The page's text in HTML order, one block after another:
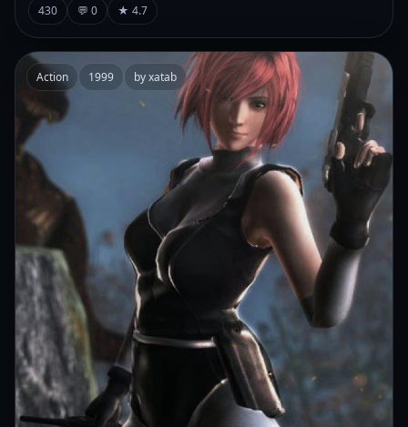
430 💬 0 ★ 4.7
Action 1999 by xatab